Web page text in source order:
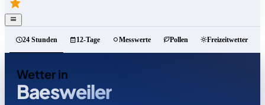
24 Stunden 12-Tage Messwerte Pollen Freizeitwetter
Wetter in
Baesweiler